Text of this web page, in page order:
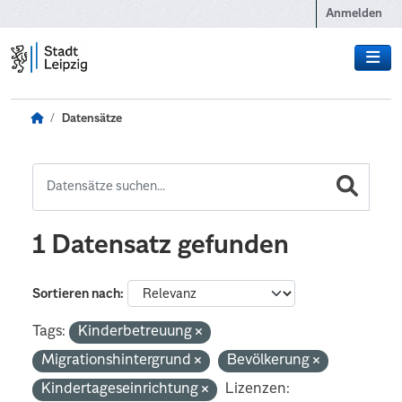
Anmelden
Datensätze
1 Datensatz gefunden
Sortieren nach
Tags:
Kinderbetreuung
Migrationshintergrund
Bevölkerung
Kindertageseinrichtung
Lizenzen: